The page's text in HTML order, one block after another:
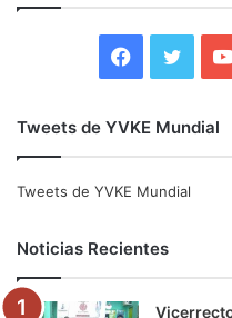
e
o
t
e
Tweets de YVKE Mundial
Tweets de YVKE Mundial
Noticias Recientes